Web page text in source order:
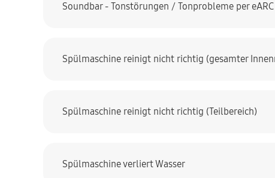
Soundbar - Tonstörungen / Tonprobleme per
Spülmaschine reinigt nicht richtig (gesamter
Spülmaschine reinigt nicht richtig (Teilbereich)
Spülmaschine verliert Wasser